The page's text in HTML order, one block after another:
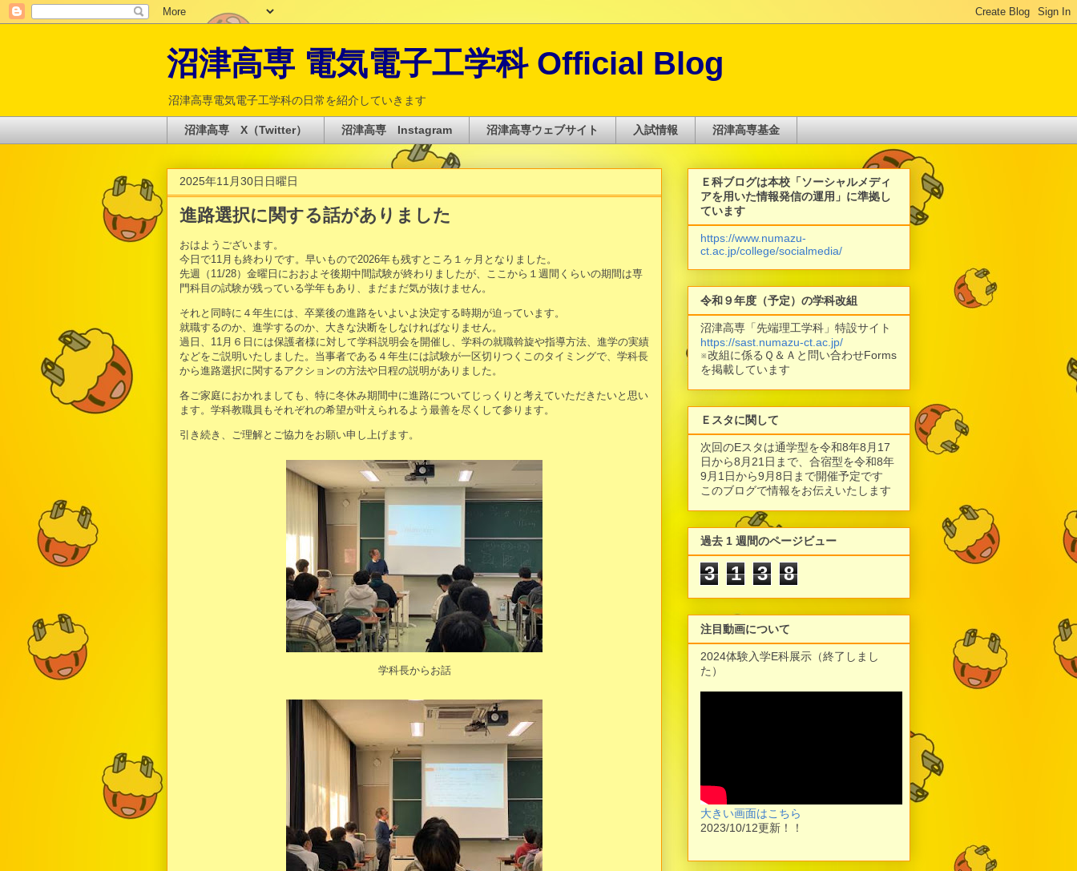
沼津高専 電気電子工学科 Official Blog
沼津高専電気電子工学科の日常を紹介していきます
沼津高専 X（Twitter） 沼津高専 Instagram 沼津高専ウェブサイト 入試情報 沼津高専基金
2025年11月30日日曜日
進路選択に関する話がありました
おはようございます。
今日で11月も終わりです。早いもので2026年も残すところ１ヶ月となりました。
先週（11/28）金曜日におおよそ後期中間試験が終わりましたが、ここから１週間くらいの期間は専
門科目の試験が残っている学年もあり、まだまだ気が抜けません。
それと同時に４年生には、卒業後の進路をいよいよ決定する時期が迫っています。
就職するのか、進学するのか、大きな決断をしなければなりません。
過日、11月６日には保護者様に対して学科説明会を開催し、学科の就職斡旋や指導方法、進学の実績
などをご説明いたしました。当事者である４年生には試験が一区切りつくこのタイミングで、学科長
から進路選択に関するアクションの方法や日程の説明がありました。
各ご家庭におかれましても、特に冬休み期間中に進路についてじっくりと考えていただきたいと思い
ます。学科教職員もそれぞれの希望が叶えられるよう最善を尽くして参ります。
引き続き、ご理解とご協力をお願い申し上げます。
学科長からお話
Ｅ科ブログは本校「ソーシャルメディ
アを用いた情報発信の運用」に準拠し
ています
https://www.numazu-
ct.ac.jp/college/socialmedia/
令和９年度（予定）の学科改組
沼津高専「先端理工学科」特設サイト
https://sast.numazu-ct.ac.jp/
※改組に係るＱ＆Ａと問い合わせForms
を掲載しています
Ｅスタに関して
次回のEスタは通学型を令和8年8月17
日から8月21日まで、合宿型を令和8年
9月1日から9月8日まで開催予定です
このブログで情報をお伝えいたします
過去 1 週間のページビュー
3 1 3 8
注目動画について
2024体験入学E科展示（終了しまし
た）
大きい画面はこちら
2023/10/12更新！！